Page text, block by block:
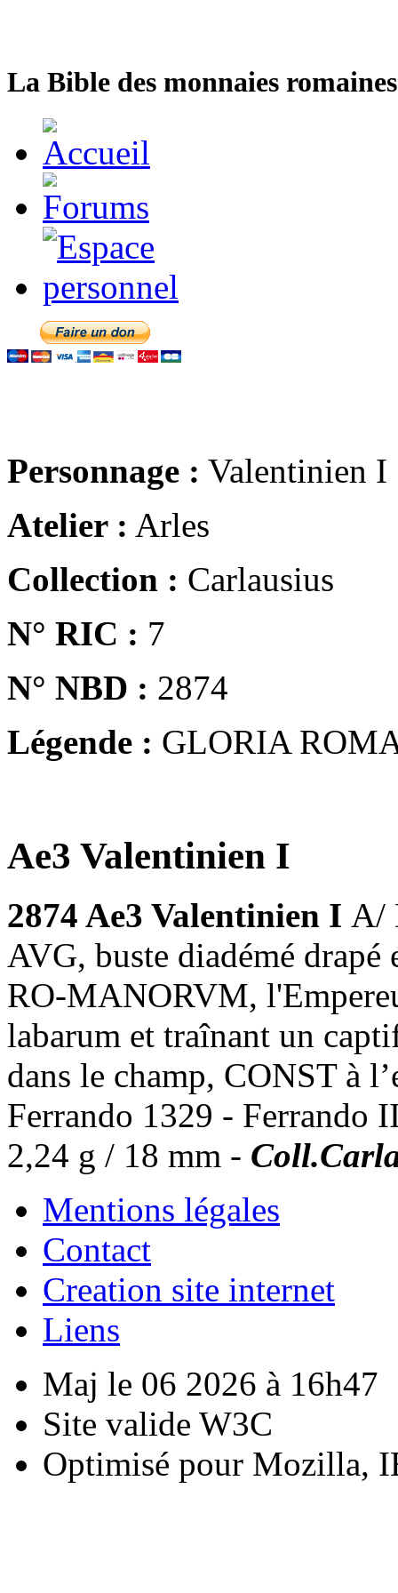
La Bible des monnaies
Personnage : Valentinien I
Atelier : Arles
Collection : Carlausius
N° RIC : 7
N° NBD : 2874
Légende : GLORIA
Ae3 Valentinien I
2874 Ae3 Valentinien I A/
AVG, buste diadémé
RO-MANORVM,
labarum et traînant un
dans le champ, CONST à
Ferrando 1329 - Ferrando
2,24 g / 18 mm -
Mentions légales
Contact
Creation site internet
Liens
Maj le 06 2026 à 16h47
Site valide W3C
Optimisé pour Mozilla,